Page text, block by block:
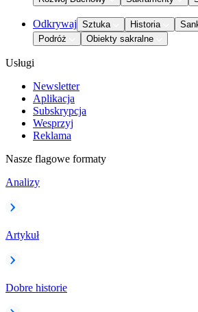
Odkrywaj Sztuka Historia
Podróż
Obiekty sakralne
Usługi
Newsletter
Aplikacja
Subskrypcja
Wesprzyj
Reklama
Nasze flagowe formaty
Analizy
Artykuł
Dobre historie